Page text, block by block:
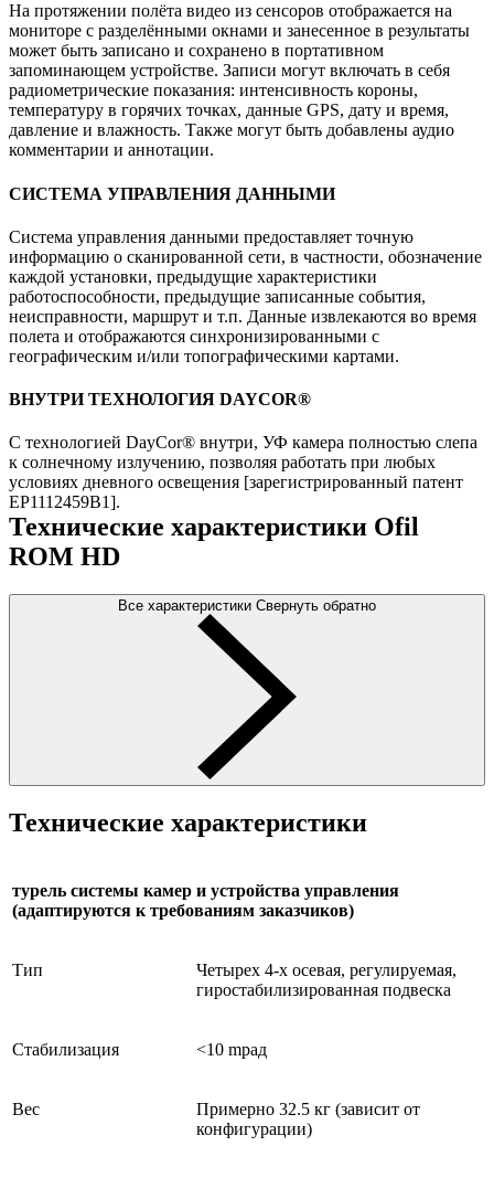
На протяжении полёта видео из сенсоров отображается на
мониторе с разделёнными окнами и занесенное в результаты
может быть записано и сохранено в портативном
запоминающем устройстве. Записи могут включать в себя
радиометрические показания: интенсивность короны,
температуру в горячих точках, данные GPS, дату и время,
давление и влажность. Также могут быть добавлены аудио
комментарии и аннотации.
СИСТЕМА УПРАВЛЕНИЯ ДАННЫМИ
Система управления данными предоставляет точную
информацию о сканированной сети, в частности, обозначение
каждой установки, предыдущие характеристики
работоспособности, предыдущие записанные события,
неисправности, маршрут и т.п. Данные извлекаются во время
полета и отображаются синхронизированными с
географическим и/или топографическими картами.
ВНУТРИ ТЕХНОЛОГИЯ DAYCOR®
С технологией DayCor® внутри, УФ камера полностью слепа
к солнечному излучению, позволяя работать при любых
условиях дневного освещения [зарегистрированный патент
EP1112459B1].
Технические характеристики Ofil
ROM HD
Все характеристики Свернуть обратно
Технические характеристики
турель системы камер и устройства управления
(адаптируются к требованиям заказчиков)
Тип
Четырех 4-х осевая, регулируемая,
гиростабилизированная подвеска
Стабилизация <10 mрад
Вес
Примерно 32.5 кг (зависит от
конфигурации)